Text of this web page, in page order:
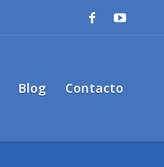
Blog Contacto